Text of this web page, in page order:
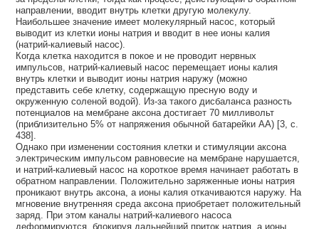
направлении, вводит внутрь клетки другую молекулу.
Наибольшее значение имеет молекулярный насос, который
выводит из клетки ионы натрия и вводит в нее ионы калия
(натрий-калиевый насос).
Когда клетка находится в покое и не проводит нервных
импульсов, натрий-калиевый насос перемещает ионы калия
внутрь клетки и выводит ионы натрия наружу (можно
представить себе клетку, содержащую пресную воду и
окруженную соленой водой). Из-за такого дисбаланса разность
потенциалов на мембране аксона достигает 70 милливольт
(приблизительно 5% от напряжения обычной батарейки АА) [3, с.
438].
Однако при изменении состояния клетки и стимуляции аксона
электрическим импульсом равновесие на мембране нарушается,
и натрий-калиевый насос на короткое время начинает работать в
обратном направлении. Положительно заряженные ионы натрия
проникают внутрь аксона, а ионы калия откачиваются наружу. На
мгновение внутренняя среда аксона приобретает положительный
заряд. При этом каналы натрий-калиевого насоса
деформируются, блокируя дальнейший приток натрия, а ионы